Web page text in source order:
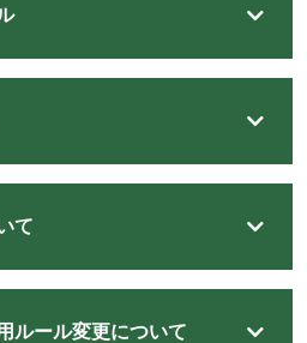
て
ルール変更について